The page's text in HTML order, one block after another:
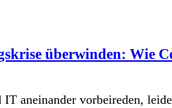
überwinden: Wie
IT aneinander vorbeireden,